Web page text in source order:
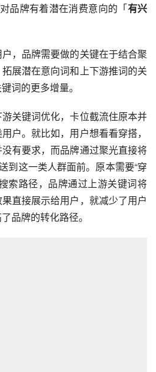
品牌有着潜在消费意向的「有兴
，品牌需要做的关键在于结合聚
展潜在意向词和上下游推词的关
词的更多增量。
关键词优化，卡位截流住原本并
户。就比如，用户想看看穿搭，
有要求，而品牌通过聚光直接将
到这一类人群面前。原本需要“穿
路径，品牌通过上游关键词将
直接展示给用户，就减少了用户
品牌的转化路径。